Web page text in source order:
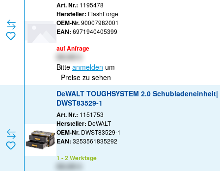
Art. Nr.: 1195478
Hersteller: FlashForge
OEM-Nr.90007982001
EAN: 6971940405399
auf Anfrage
Bitte anmelden um
Preise zu sehen
DeWALT TOUGHSYSTEM 2.0 Schubladeneinheit|
DWST83529-1
Art. Nr.: 1151753
Hersteller: DeWALT
OEM-Nr. DWST83529-1
EAN: 3253561835292
1 - 2 Werktage